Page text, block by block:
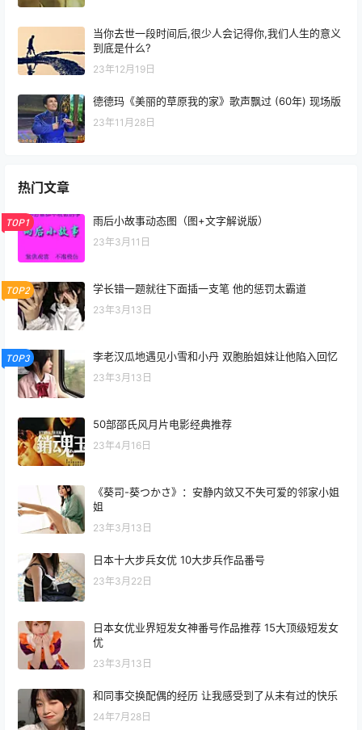
当你去世一段时间后,很少人会记得你,我们人生的意义
到底是什么?
23年12月19日
德德玛《美丽的草原我的家》歌声飘过 (60年) 现场版
23年11月28日
热门文章
TOP1 雨后小故事动态图（图+文字解说版）
23年3月11日
TOP2 学长错一题就往下面插一支笔 他的惩罚太霸道
23年3月13日
TOP3 李老汉瓜地遇见小雪和小丹 双胞胎姐妹让他陷入回忆
23年3月13日
50部邵氏风月片电影经典推荐
23年4月16日
《葵司-葵つかさ》：安静内敛又不失可爱的邻家小姐
姐
23年3月13日
日本十大步兵女优 10大步兵作品番号
23年3月22日
日本女优业界短发女神番号作品推荐 15大顶级短发女
优
23年3月13日
和同事交换配偶的经历 让我感受到了从未有过的快乐
24年7月28日